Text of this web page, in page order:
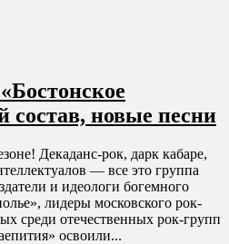
состав, новые песни
Декаданс-рок, дарк кабаре,
— все это группа
и идеологи богемного
лидеры московского рок-
среди отечественных рок-групп
освоили...